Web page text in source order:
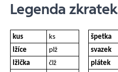
Legenda zkratek
kus ks špetka
lžíce
plž svazek
lžička
člž plátek